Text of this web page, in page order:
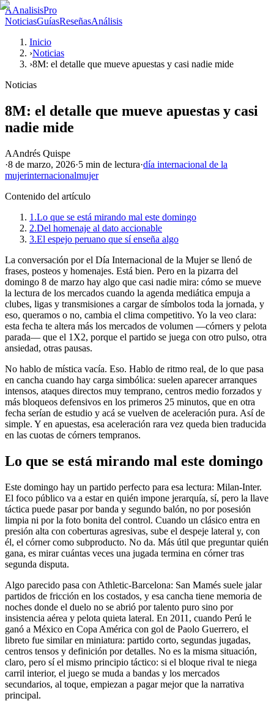
AAnalisisPro
NoticiasGuíasReseñasAnálisis
Inicio
›Noticias
›8M: el detalle que mueve apuestas y casi nadie mide
Noticias
8M: el detalle que mueve apuestas y casi
nadie mide
AAndrés Quispe
·8 de marzo, 2026·5 min de lectura·día internacional de la
mujerinternacionalmujer
Contenido del artículo
1.Lo que se está mirando mal este domingo
2.Del homenaje al dato accionable
3.El espejo peruano que sí enseña algo
La conversación por el Día Internacional de la Mujer se llenó de
frases, posteos y homenajes. Está bien. Pero en la pizarra del
domingo 8 de marzo hay algo que casi nadie mira: cómo se mueve
la lectura de los mercados cuando la agenda mediática empuja a
clubes, ligas y transmisiones a cargar de símbolos toda la jornada, y
eso, queramos o no, cambia el clima competitivo. Yo la veo clara:
esta fecha te altera más los mercados de volumen —córners y pelota
parada— que el 1X2, porque el partido se juega con otro pulso, otra
ansiedad, otras pausas.
No hablo de mística vacía. Eso. Hablo de ritmo real, de lo que pasa
en cancha cuando hay carga simbólica: suelen aparecer arranques
intensos, ataques directos muy temprano, centros medio forzados y
más bloqueos defensivos en los primeros 25 minutos, que en otra
fecha serían de estudio y acá se vuelven de aceleración pura. Así de
simple. Y en apuestas, esa aceleración rara vez queda bien traducida
en las cuotas de córners tempranos.
Lo que se está mirando mal este domingo
Este domingo hay un partido perfecto para esa lectura: Milan-Inter.
El foco público va a estar en quién impone jerarquía, sí, pero la llave
táctica puede pasar por banda y segundo balón, no por posesión
limpia ni por la foto bonita del control. Cuando un clásico entra en
presión alta con coberturas agresivas, sube el despeje lateral y, con
él, el córner como subproducto. No da. Más útil que preguntar quién
gana, es mirar cuántas veces una jugada termina en córner tras
segunda disputa.
Algo parecido pasa con Athletic-Barcelona: San Mamés suele jalar
partidos de fricción en los costados, y esa cancha tiene memoria de
noches donde el duelo no se abrió por talento puro sino por
insistencia aérea y pelota quieta lateral. En 2011, cuando Perú le
ganó a México en Copa América con gol de Paolo Guerrero, el
libreto fue similar en miniatura: partido corto, segundas jugadas,
centros tensos y definición por detalles. No es la misma situación,
claro, pero sí el mismo principio táctico: si el bloque rival te niega
carril interior, el juego se muda a bandas y los mercados
secundarios, al toque, empiezan a pagar mejor que la narrativa
principal.